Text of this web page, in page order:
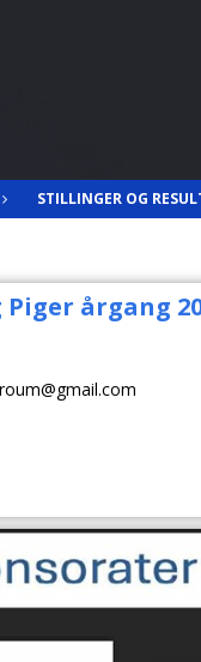
STILLINGER OG
Piger årgang